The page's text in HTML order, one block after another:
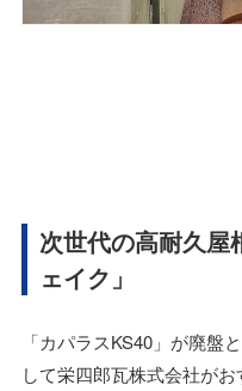
次世代の高耐久屋
ェイク」
「カパラスKS40」が廃盤
して栄四郎瓦株式会社が